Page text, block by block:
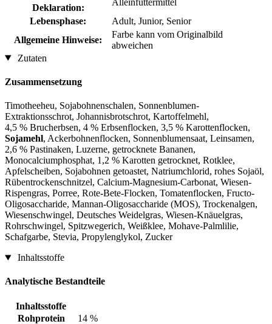
Deklaration:
Lebensphase:
Adult, Junior, Senior
Allgemeine Hinweise:
Farbe kann vom Originalbild
abweichen
Zutaten
Zusammensetzung
Timotheeheu, Sojabohnenschalen, Sonnenblumen-
Extraktionsschrot, Johannisbrotschrot, Kartoffelmehl,
4,5 % Brucherbsen, 4 % Erbsenflocken, 3,5 % Karottenflocken,
Sojamehl, Ackerbohnenflocken, Sonnenblumensaat, Leinsamen,
2,6 % Pastinaken, Luzerne, getrocknete Bananen,
Monocalciumphosphat, 1,2 % Karotten getrocknet, Rotklee,
Apfelscheiben, Sojabohnen getoastet, Natriumchlorid, rohes Sojaöl,
Rübentrockenschnitzel, Calcium-Magnesium-Carbonat, Wiesen-
Rispengras, Porree, Rote-Bete-Flocken, Tomatenflocken, Fructo-
Oligosaccharide, Mannan-Oligosaccharide (MOS), Trockenalgen,
Wiesenschwingel, Deutsches Weidelgras, Wiesen-Knäuelgras,
Rohrschwingel, Spitzwegerich, Weißklee, Mohave-Palmlilie,
Schafgarbe, Stevia, Propylenglykol, Zucker
Inhaltsstoffe
Analytische Bestandteile
Inhaltsstoffe
Rohprotein
14 %